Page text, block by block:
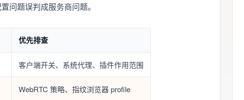
问题误判成服务商问题。
优先排查
客户端开关、系统代理、插件作用范围
WebRTC 策略、指纹浏览器 profile